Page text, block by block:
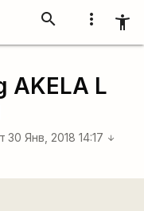
more_vert accessibility_new
search
AKELA L
30 Янв, 2018 14:17 arrow_downward